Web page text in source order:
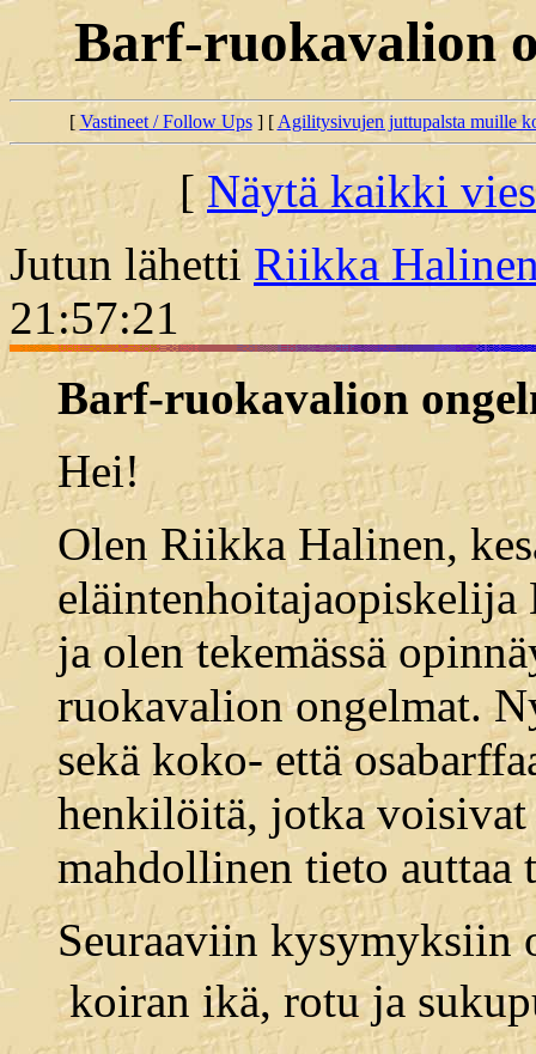
Barf-ruokavalion
[Vastineet / Follow Ups] [Agilitysivujen juttupalsta muille
[Näytä kaikki
Jutun lähetti Riikka
21:57:21
Barf-ruokavalion
Hei!
Olen Riikka Halinen,
eläintenhoitajaopiskelija
ja olen tekemässä
ruokavalion ongelmat.
sekä koko- että
henkilöitä, jotka
mahdollinen tieto auttaa
Seuraaviin kysymyksiin
 koiran ikä, rotu ja